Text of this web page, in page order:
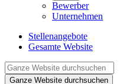
Bewerber
Unternehmen
Stellenangebote
Gesamte Website